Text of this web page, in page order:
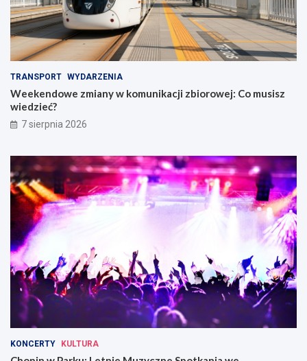
TRANSPORT WYDARZENIA
Weekendowe zmiany w komunikacji zbiorowej: Co musisz
wiedzieć?
7 sierpnia 2026
KONCERTY KULTURA